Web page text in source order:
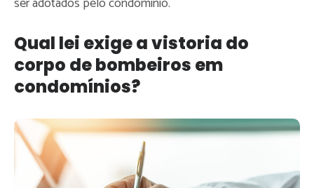
Qual lei exige a vistoria do
corpo de bombeiros em
condomínios?